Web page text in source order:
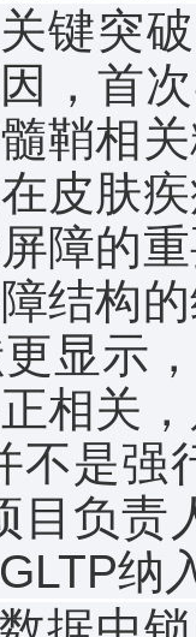
键突
，首
鞘相
皮肤
障的
结构
显示
相关
不是
目负
纳